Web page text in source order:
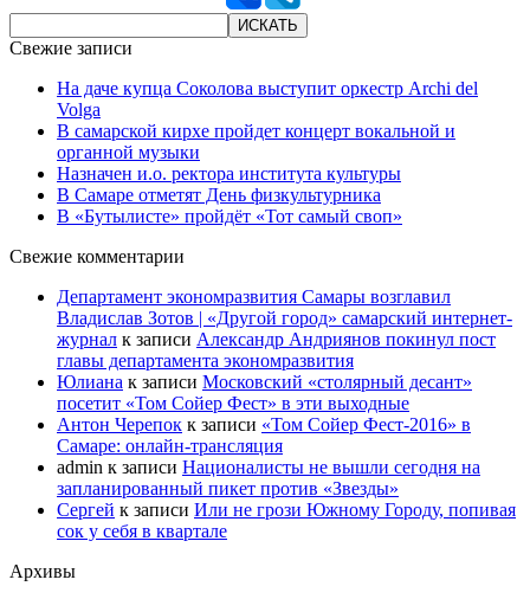
Свежие записи
На даче купца Соколова выступит оркестр Archi del
Volga
В самарской кирхе пройдет концерт вокальной и
органной музыки
Назначен и.о. ректора института культуры
В Самаре отметят День физкультурника
В «Бутылисте» пройдёт «Тот самый своп»
Свежие комментарии
Департамент экономразвития Самары возглавил
Владислав Зотов | «Другой город» самарский интернет-
журнал к записи Александр Андриянов покинул пост
главы департамента экономразвития
Юлиана к записи Московский «столярный десант»
посетит «Том Сойер Фест» в эти выходные
Антон Черепок к записи «Том Сойер Фест-2016» в
Самаре: онлайн-трансляция
admin к записи Националисты не вышли сегодня на
запланированный пикет против «Звезды»
Сергей к записи Или не грози Южному Городу, попивая
сок у себя в квартале
Архивы